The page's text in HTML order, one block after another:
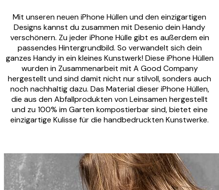
Mit unseren neuen iPhone Hüllen und den einzigartigen
Designs kannst du zusammen mit Desenio dein Handy
verschönern. Zu jeder iPhone Hülle gibt es außerdem ein
passendes Hintergrundbild. So verwandelt sich dein
ganzes Handy in ein kleines Kunstwerk! Diese iPhone Hüllen
wurden in Zusammenarbeit mit A Good Company
hergestellt und sind damit nicht nur stilvoll, sonders auch
noch nachhaltig dazu. Das Material dieser iPhone Hüllen,
die aus den Abfallprodukten von Leinsamen hergestellt
und zu 100% im Garten kompostierbar sind, bietet eine
einzigartige Kulisse für die handbedruckten Kunstwerke.